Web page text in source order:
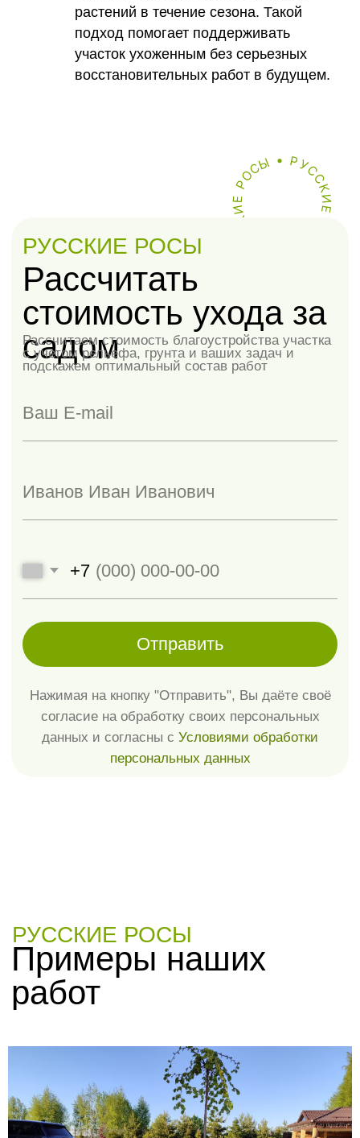
растений в течение сезона. Такой
подход помогает поддерживать
участок ухоженным без серьезных
восстановительных работ в будущем.